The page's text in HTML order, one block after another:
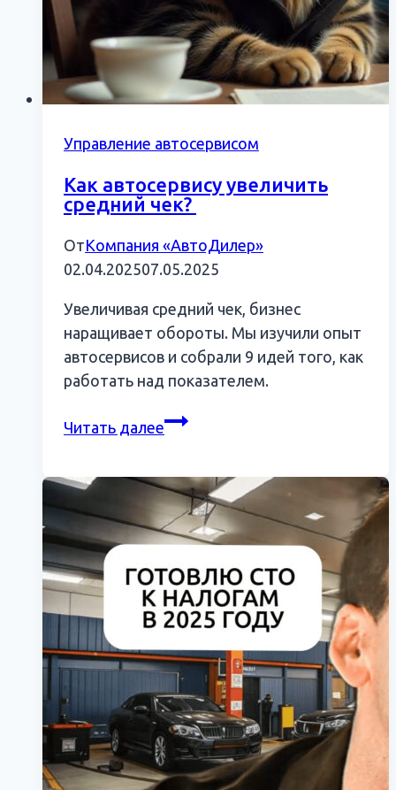
Управление автосервисом
Как автосервису увеличить
средний чек?
ОтКомпания «АвтоДилер»
02.04.202507.05.2025
Увеличивая средний чек, бизнес
наращивает обороты. Мы изучили опыт
автосервисов и собрали 9 идей того, как
работать над показателем.
Читать далееКак
средний
чек?